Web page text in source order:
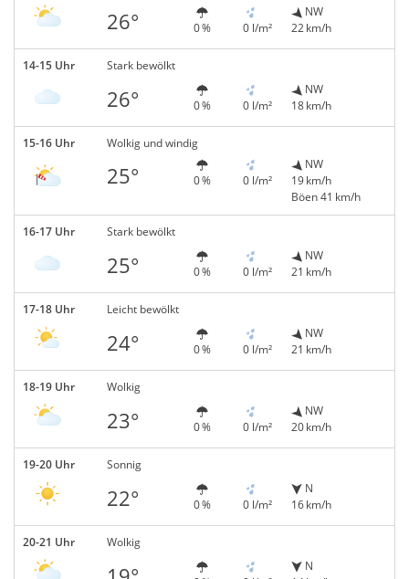
26° 0 % 0 l/m²
NW
22 km/h
14-15 Uhr Stark bewölkt
26° 0 % 0 l/m²
NW
18 km/h
15-16 Uhr Wolkig und windig
25° 0 % 0 l/m²
NW
19 km/h
Böen 41 km/h
16-17 Uhr Stark bewölkt
25° 0 % 0 l/m²
NW
21 km/h
17-18 Uhr Leicht bewölkt
24° 0 % 0 l/m²
NW
21 km/h
18-19 Uhr Wolkig
23° 0 % 0 l/m²
NW
20 km/h
19-20 Uhr Sonnig
22° 0 % 0 l/m²
N
16 km/h
20-21 Uhr Wolkig
N